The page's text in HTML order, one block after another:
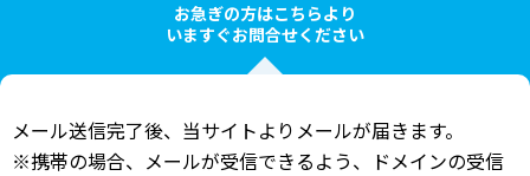
お急ぎの方はこちらより
いますぐお問合せください
メール送信完了後、当サイトよりメールが届きます。
※携帯の場合、メールが受信できるよう、ドメインの受信